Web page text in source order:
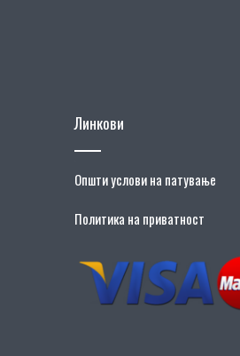
Линкови
Општи услови на патување
Политика на приватност